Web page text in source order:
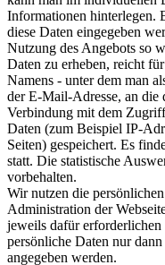
Informationen hinterlegen.
diese Daten eingegeben
Nutzung des Angebots so
Daten zu erheben, reicht
Namens - unter dem man
der E-Mail-Adresse, an
Verbindung mit dem
Daten (zum Beispiel IP-
Seiten) gespeichert. Es
statt. Die statistische
vorbehalten.
Wir nutzen die
Administration der
jeweils dafür
persönliche Daten nur
angegeben werden.